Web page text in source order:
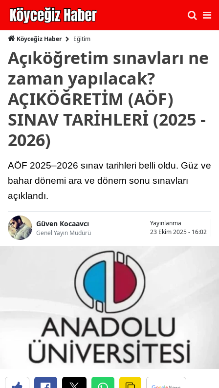
Köyceğiz Haber Eğitim
Açıköğretim sınavları ne
zaman yapılacak?
AÇIKÖĞRETİM (AÖF)
SINAV TARİHLERİ (2025 -
2026)
AÖF 2025–2026 sınav tarihleri belli oldu. Güz ve
bahar dönemi ara ve dönem sonu sınavları
açıklandı.
Güven Kocaavcı
Genel Yayın Müdürü
Yayınlanma
23 Ekim 2025 - 16:02